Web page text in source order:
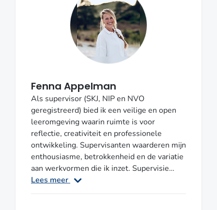
Fenna Appelman
Als supervisor (SKJ, NIP en NVO
geregistreerd) bied ik een veilige en open
leeromgeving waarin ruimte is voor
reflectie, creativiteit en professionele
ontwikkeling. Supervisanten waarderen mijn
enthousiasme, betrokkenheid en de variatie
aan werkvormen die ik inzet. Supervisie
hoeft niet zwaar te zijn om impact te
hebben, juist de combinatie van humor en
Lees meer